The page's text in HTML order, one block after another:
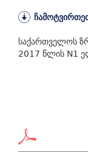
საქართველოს
2017 წლის N1